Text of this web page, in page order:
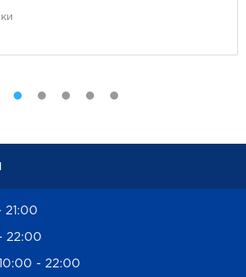
21:00
22:00
- 22:00